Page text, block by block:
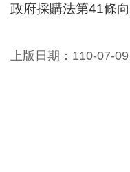
政府採購法第41條
上版日期：110-07-09